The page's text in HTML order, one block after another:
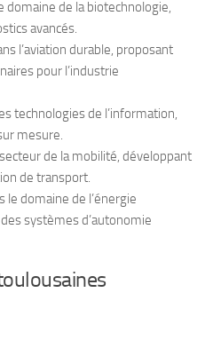
domaine de la biotechnologie,
avancés.
l’aviation durable, proposant
pour l’industrie
technologies de l’information,
mesure.
de la mobilité, développant
de transport.
le domaine de l’énergie
systèmes d’autonomie